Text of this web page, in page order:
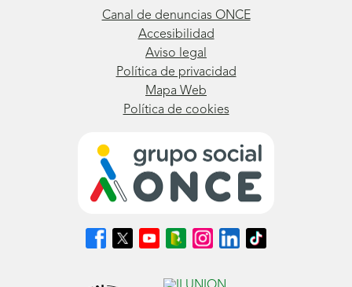
Canal de denuncias ONCE
Accesibilidad
Aviso legal
Política de privacidad
Mapa Web
Política de cookies
Síguenos
en
Síguenos
en
Síguenos
en
Síguenos
en
Blog
Síguenos
en
(se
Síguenos
en
(se
Síguenos
en